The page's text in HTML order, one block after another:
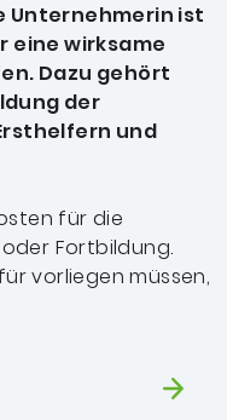
Unternehmerin ist
eine wirksame
Dazu gehört
der
und
für die
Fortbildung.
vorliegen müssen,